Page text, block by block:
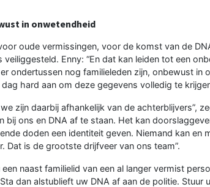
in onwetendheid
oude vermissingen, voor de komst van de
veiliggesteld. Enny: “En dat kan leiden tot een
ondertussen nog familieleden zijn, onbewust in
dag hard aan om deze gegevens volledig te
we zijn daarbij afhankelijk van de achterblijvers”,
bij ons en DNA af te staan. Het kan
doden een identiteit geven. Niemand kan en
Dat is de grootste drijfveer van ons team”.
een naast familielid van een al langer vermist
dan alstublieft uw DNA af aan de politie. Stuur